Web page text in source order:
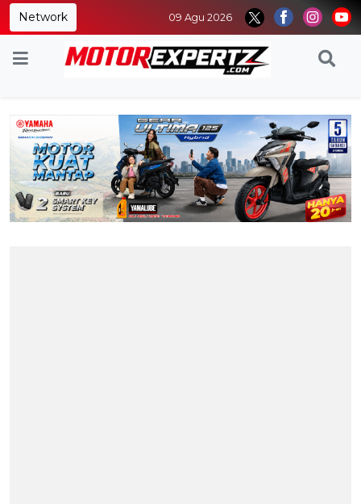
Network 09 Agu 2026